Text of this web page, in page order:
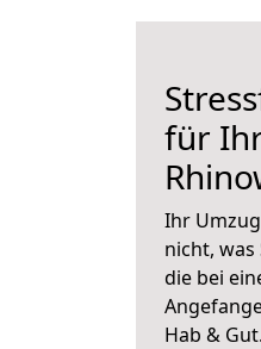
für
Ihr
nicht, was
die bei
Hab & Gut.